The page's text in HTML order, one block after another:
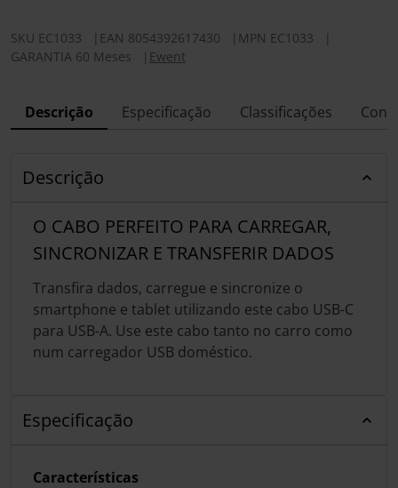
SKU EC1033 EAN 8054392617430 MPN EC1033
GARANTIA 60 Meses
Ewent
Descrição Especificação Classificações
Descrição
O CABO PERFEITO PARA CARREGAR,
SINCRONIZAR E TRANSFERIR DADOS
Transfira dados, carregue e sincronize o
smartphone e tablet utilizando este cabo USB-C
para USB-A. Use este cabo tanto no carro como
num carregador USB doméstico.
Especificação
Características